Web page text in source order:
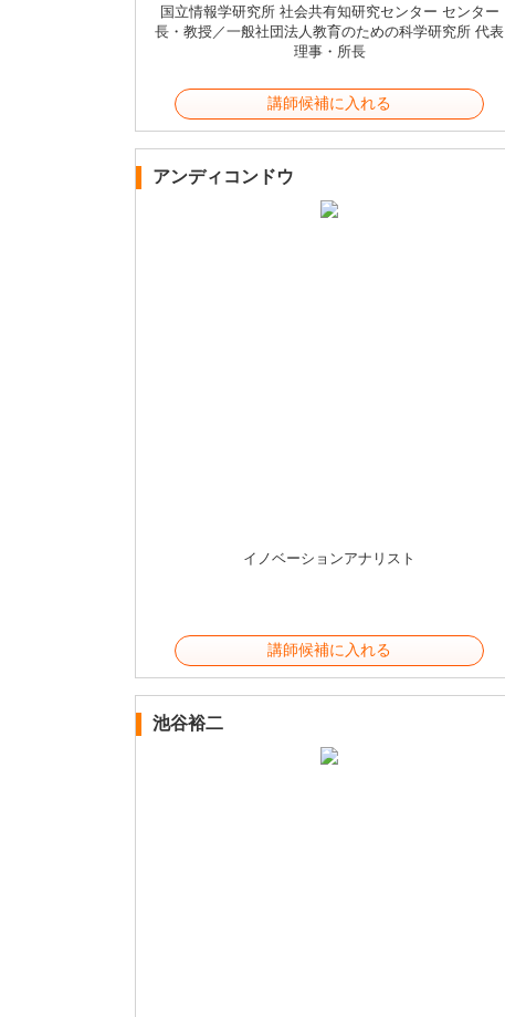
国立情報学研究所 社会共有知研究センター センター
長・教授／一般社団法人教育のための科学研究所 代表
理事・所長
講師候補に入れる
アンディコンドウ
イノベーションアナリスト
講師候補に入れる
池谷裕二